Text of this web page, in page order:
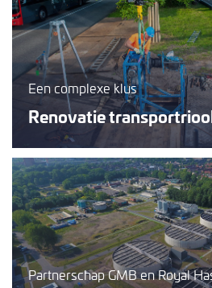
Een complexe klus
Renovatie
Partnerschap GMB en Royal